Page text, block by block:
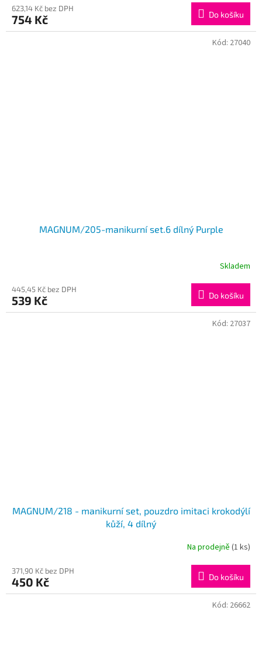
623,14 Kč bez DPH
754 Kč Do košíku
MAGNUM/205-manikurní set.6 dílný Purple
Skladem
445,45 Kč bez DPH
539 Kč Do košíku
Kód: 27040
MAGNUM/218 - manikurní set, pouzdro imitaci krokodýlí
kůží, 4 dílný
Na prodejně (1 ks)
371,90 Kč bez DPH
450 Kč Do košíku
Kód: 27037
Kód: 26662